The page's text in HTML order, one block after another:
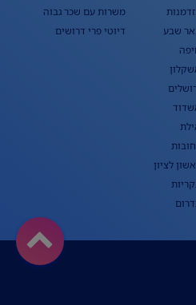
שבע
לציון
משרות עם שכר גבוה
דיוטי פרי דרושים